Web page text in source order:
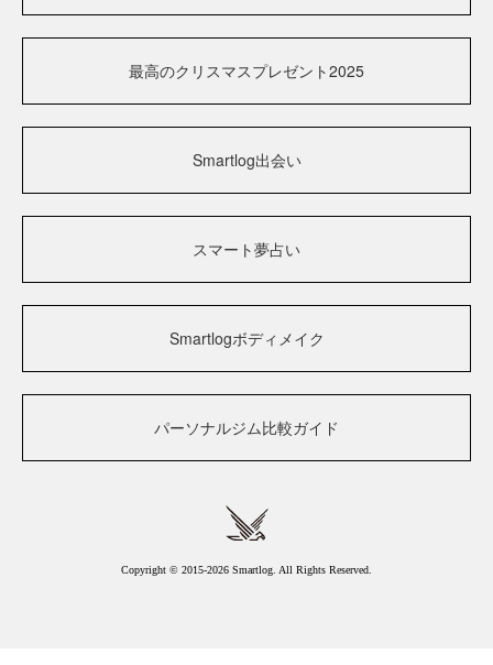
最高のクリスマスプレゼント2025
Smartlog出会い
スマート夢占い
Smartlogボディメイク
パーソナルジム比較ガイド
Copyright © 2015-2026 Smartlog. All Rights Reserved.